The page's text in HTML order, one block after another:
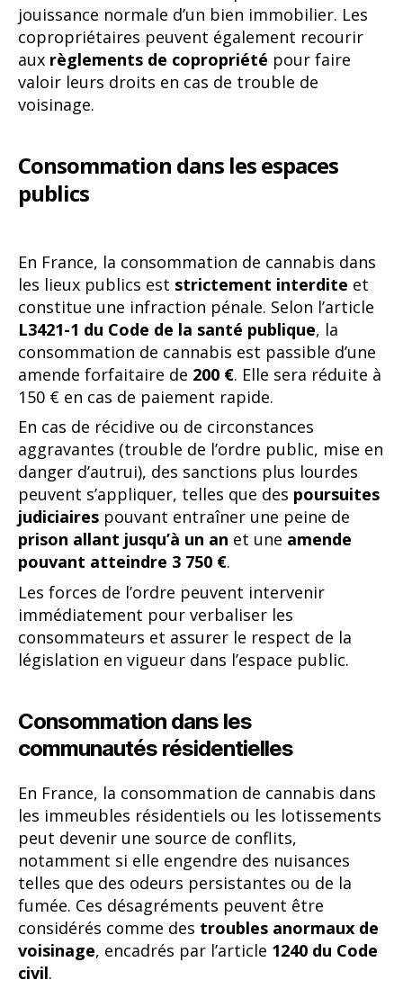
jouissance normale d’un bien immobilier. Les
copropriétaires peuvent également recourir
aux règlements de copropriété pour faire
valoir leurs droits en cas de trouble de
voisinage.
Consommation dans les espaces
publics
En France, la consommation de cannabis dans
les lieux publics est strictement interdite et
constitue une infraction pénale. Selon l’article
L3421-1 du Code de la santé publique, la
consommation de cannabis est passible d’une
amende forfaitaire de 200 €. Elle sera réduite à
150 € en cas de paiement rapide.
En cas de récidive ou de circonstances
aggravantes (trouble de l’ordre public, mise en
danger d’autrui), des sanctions plus lourdes
peuvent s’appliquer, telles que des poursuites
judiciaires pouvant entraîner une peine de
prison allant jusqu’à un an et une amende
pouvant atteindre 3 750 €.
Les forces de l’ordre peuvent intervenir
immédiatement pour verbaliser les
consommateurs et assurer le respect de la
législation en vigueur dans l’espace public.
Consommation dans les
communautés résidentielles
En France, la consommation de cannabis dans
les immeubles résidentiels ou les lotissements
peut devenir une source de conflits,
notamment si elle engendre des nuisances
telles que des odeurs persistantes ou de la
fumée. Ces désagréments peuvent être
considérés comme des troubles anormaux de
voisinage, encadrés par l’article 1240 du Code
civil.